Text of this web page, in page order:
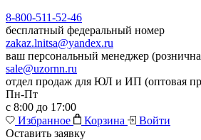
8-800-511-52-46
бесплатный федеральный номер
zakaz.lnitsa@yandex.ru
ваш персональный менеджер
sale@uzornn.ru
отдел продаж для ЮЛ и ИП (оптовая
Пн-Пт
с 8:00 до 17:00
Избранное
Корзина
Войти
Оставить заявку